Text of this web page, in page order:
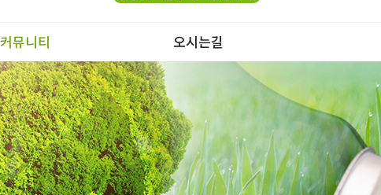
커뮤니티 오시는길